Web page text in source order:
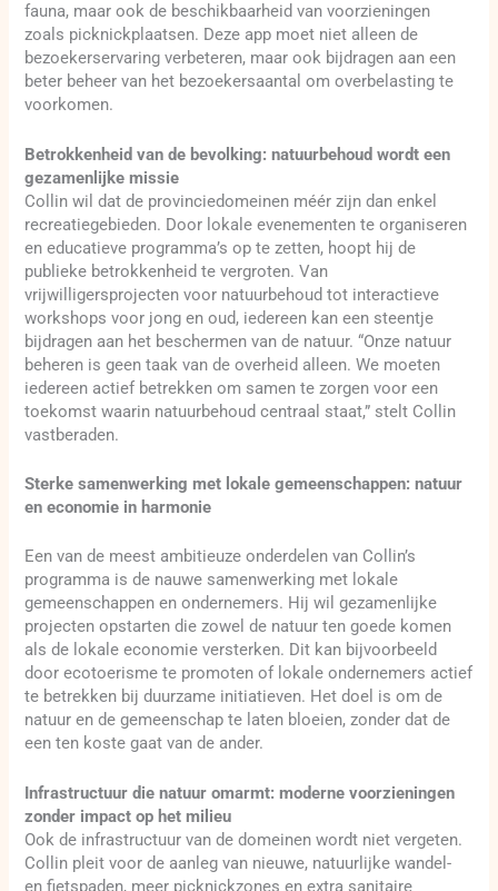
fauna, maar ook de beschikbaarheid van voorzieningen
zoals picknickplaatsen. Deze app moet niet alleen de
bezoekerservaring verbeteren, maar ook bijdragen aan een
beter beheer van het bezoekersaantal om overbelasting te
voorkomen.
Betrokkenheid van de bevolking: natuurbehoud wordt een
gezamenlijke missie
Collin wil dat de provinciedomeinen méér zijn dan enkel
recreatiegebieden. Door lokale evenementen te organiseren
en educatieve programma’s op te zetten, hoopt hij de
publieke betrokkenheid te vergroten. Van
vrijwilligersprojecten voor natuurbehoud tot interactieve
workshops voor jong en oud, iedereen kan een steentje
bijdragen aan het beschermen van de natuur. “Onze natuur
beheren is geen taak van de overheid alleen. We moeten
iedereen actief betrekken om samen te zorgen voor een
toekomst waarin natuurbehoud centraal staat,” stelt Collin
vastberaden.
Sterke samenwerking met lokale gemeenschappen: natuur
en economie in harmonie
Een van de meest ambitieuze onderdelen van Collin’s
programma is de nauwe samenwerking met lokale
gemeenschappen en ondernemers. Hij wil gezamenlijke
projecten opstarten die zowel de natuur ten goede komen
als de lokale economie versterken. Dit kan bijvoorbeeld
door ecotoerisme te promoten of lokale ondernemers actief
te betrekken bij duurzame initiatieven. Het doel is om de
natuur en de gemeenschap te laten bloeien, zonder dat de
een ten koste gaat van de ander.
Infrastructuur die natuur omarmt: moderne voorzieningen
zonder impact op het milieu
Ook de infrastructuur van de domeinen wordt niet vergeten.
Collin pleit voor de aanleg van nieuwe, natuurlijke wandel-
en fietspaden, meer picknickzones en extra sanitaire